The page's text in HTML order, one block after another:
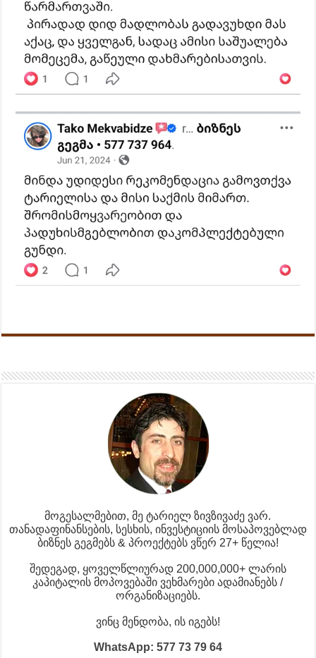
მოგესალმებით, მე ტარიელ ზივზივაძე ვარ.
თანადაფინანსების, სესხის, ინვესტიციის მოსაპოვებლად
ბიზნეს გეგმებს & პროექტებს ვწერ 27+ წელია!
შედეგად, ყოველწლიურად 200,000,000+ ლარის
კაპიტალის მოპოვებაში ვეხმარები ადამიანებს /
ორგანიზაციებს.
ვინც მენდობა, ის იგებს!
WhatsApp: 577 73 79 64